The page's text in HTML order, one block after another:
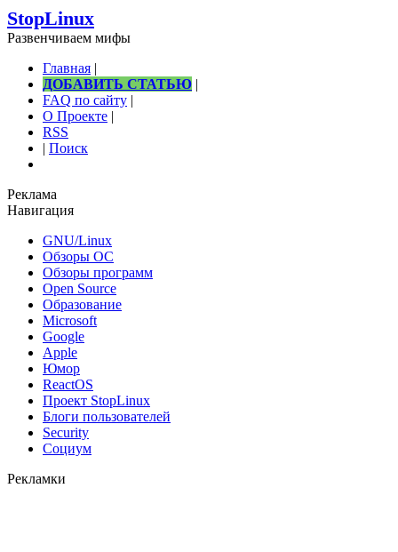
StopLinux
Развенчиваем мифы
Главная |
ДОБАВИТЬ СТАТЬЮ |
FAQ по сайту |
О Проекте |
RSS
| Поиск
Реклама
Навигация
GNU/Linux
Обзоры ОС
Обзоры программ
Open Source
Образование
Microsoft
Google
Apple
Юмор
ReactOS
Проект StopLinux
Блоги пользователей
Security
Социум
Рекламки